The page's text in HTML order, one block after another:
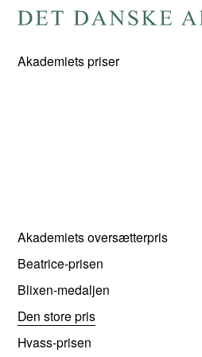
forsiden
Akademiets priser
Akademiets oversætterpris
Beatrice-prisen
Blixen-medaljen
Den store pris
Hvass-prisen